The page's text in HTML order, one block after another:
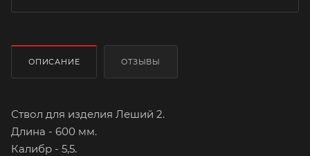
ОПИСАНИЕ ОТЗЫВЫ
Ствол для изделия Леший 2.
Длина - 600 мм.
Калибр - 5,5.